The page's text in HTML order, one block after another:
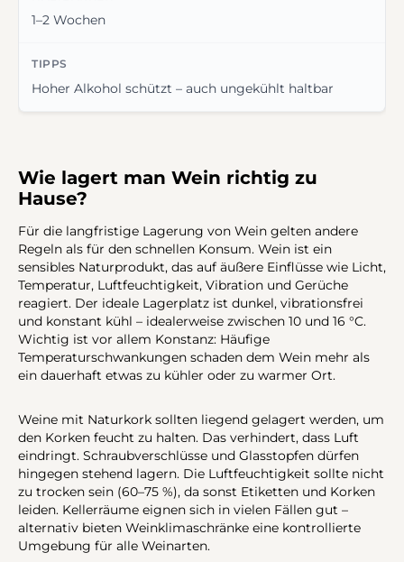
1–2 Wochen
Hoher Alkohol schützt – auch ungekühlt haltbar
Wie lagert man Wein richtig zu
Hause?
Für die langfristige Lagerung von Wein gelten andere
Regeln als für den schnellen Konsum. Wein ist ein
sensibles Naturprodukt, das auf äußere Einflüsse wie Licht,
Temperatur, Luftfeuchtigkeit, Vibration und Gerüche
reagiert. Der ideale Lagerplatz ist dunkel, vibrationsfrei
und konstant kühl – idealerweise zwischen 10 und 16 °C.
Wichtig ist vor allem Konstanz: Häufige
Temperaturschwankungen schaden dem Wein mehr als
ein dauerhaft etwas zu kühler oder zu warmer Ort.
Weine mit Naturkork sollten liegend gelagert werden, um
den Korken feucht zu halten. Das verhindert, dass Luft
eindringt. Schraubverschlüsse und Glasstopfen dürfen
hingegen stehend lagern. Die Luftfeuchtigkeit sollte nicht
zu trocken sein (60–75 %), da sonst Etiketten und Korken
leiden. Kellerräume eignen sich in vielen Fällen gut –
alternativ bieten Weinklimaschränke eine kontrollierte
Umgebung für alle Weinarten.